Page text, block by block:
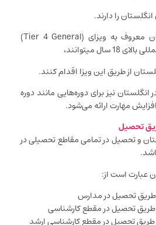
را دارند.
ویزای دانشجویی انگلستان معروف به ویزای (Tier 4 General)
میتوانند،
از طریق این ویزا اقدام کنند.
نیز برای دوره‌هایی مانند دوره
مهارت ارائه می‌شود.
تحصیل
و تحصیل در تمامی مقاطع تحصیلی در
عبارت است از: